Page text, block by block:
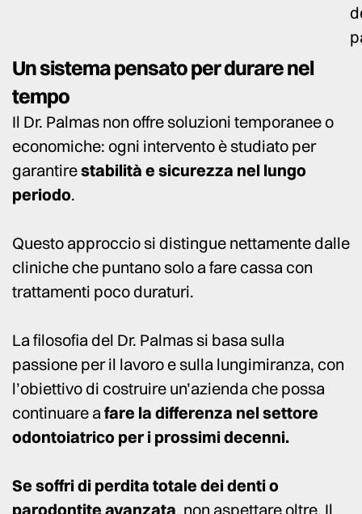
Un sistema pensato per durare nel
tempo
Il Dr. Palmas non offre soluzioni temporanee o
economiche: ogni intervento è studiato per
garantirestabilità e sicurezza nel lungo
periodo.
Questo approccio si distingue nettamente dalle
cliniche che puntano solo a fare cassa con
trattamenti poco duraturi.
La filosofia del Dr. Palmas si basa sulla
passione per il lavoro e sulla lungimiranza, con
l’obiettivo di costruire un’azienda che possa
continuare afare la differenza nel settore
odontoiatrico per i prossimi decenni.
Se soffri di perdita totale dei denti o
parodontite avanzata, non aspettare oltre. Il